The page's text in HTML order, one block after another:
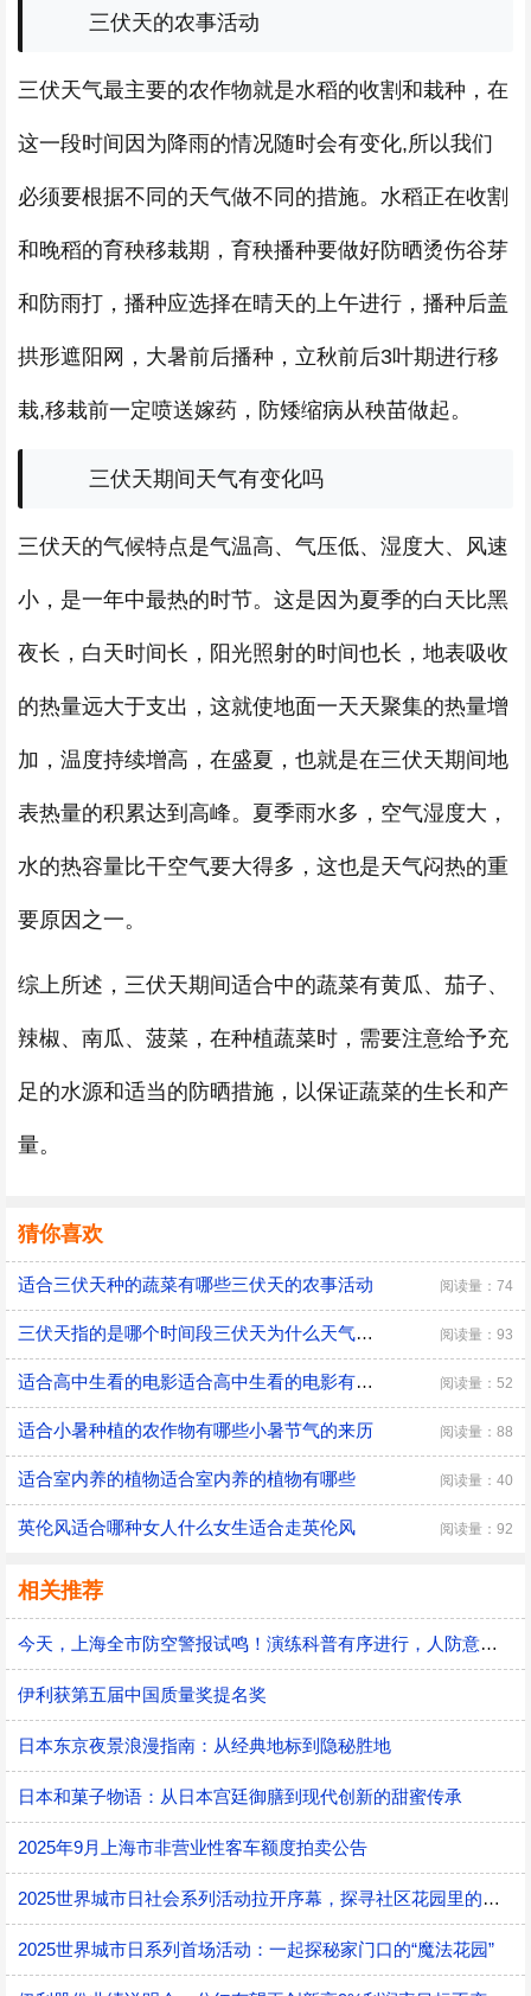
三伏天的农事活动
三伏天气最主要的农作物就是水稻的收割和栽种，在
这一段时间因为降雨的情况随时会有变化,所以我们
必须要根据不同的天气做不同的措施。水稻正在收割
和晚稻的育秧移栽期，育秧播种要做好防晒烫伤谷芽
和防雨打，播种应选择在晴天的上午进行，播种后盖
拱形遮阳网，大暑前后播种，立秋前后3叶期进行移
栽,移栽前一定喷送嫁药，防矮缩病从秧苗做起。
三伏天期间天气有变化吗
三伏天的气候特点是气温高、气压低、湿度大、风速
小，是一年中最热的时节。这是因为夏季的白天比黑
夜长，白天时间长，阳光照射的时间也长，地表吸收
的热量远大于支出，这就使地面一天天聚集的热量增
加，温度持续增高，在盛夏，也就是在三伏天期间地
表热量的积累达到高峰。夏季雨水多，空气湿度大，
水的热容量比干空气要大得多，这也是天气闷热的重
要原因之一。
综上所述，三伏天期间适合中的蔬菜有黄瓜、茄子、
辣椒、南瓜、菠菜，在种植蔬菜时，需要注意给予充
足的水源和适当的防晒措施，以保证蔬菜的生长和产
量。
猜你喜欢
适合三伏天种的蔬菜有哪些三伏天的农事活动 阅读量：74
三伏天指的是哪个时间段三伏天为什么天气会热 阅读量：93
适合高中生看的电影适合高中生看的电影有哪些 阅读量：52
适合小暑种植的农作物有哪些小暑节气的来历 阅读量：88
适合室内养的植物适合室内养的植物有哪些 阅读量：40
英伦风适合哪种女人什么女生适合走英伦风 阅读量：92
相关推荐
今天，上海全市防空警报试鸣！演练科普有序进行，人防意识“声入人心”
伊利获第五届中国质量奖提名奖
日本东京夜景浪漫指南：从经典地标到隐秘胜地
日本和菓子物语：从日本宫廷御膳到现代创新的甜蜜传承
2025年9月上海市非营业性客车额度拍卖公告
2025世界城市日社会系列活动拉开序幕，探寻社区花园里的智慧应用
2025世界城市日系列首场活动：一起探秘家门口的“魔法花园”